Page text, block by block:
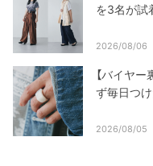
を3名が試
2026/08/06
【バイヤ
ず毎日つ
2026/08/05